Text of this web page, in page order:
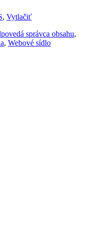
, Vytlačiť
správca obsahu,
, Webové sídlo